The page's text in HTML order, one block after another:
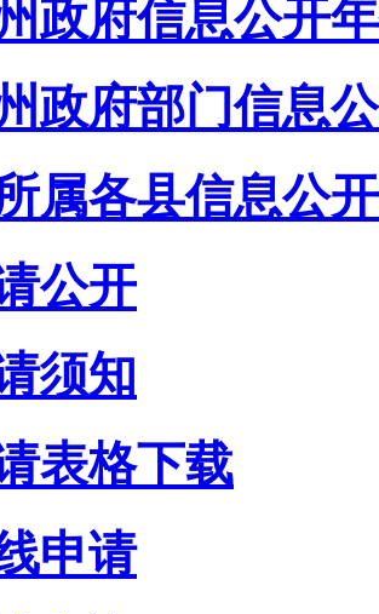
政府信息公开
政府部门信息
属各县信息公
公开
须知
表格下载
申请